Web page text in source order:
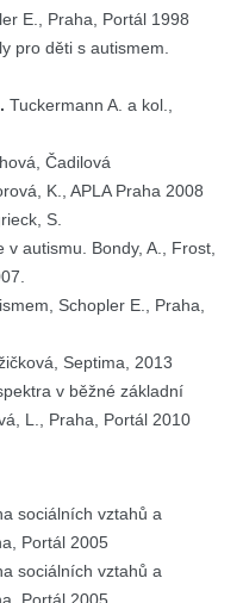
E., Praha, Portál 1998
pro děti s autismem.
Tuckermann A. a kol.,
Čadilová
K., APLA Praha 2008
S.
autismu. Bondy, A., Frost,
Schopler E., Praha,
Septima, 2013
v běžné základní
L., Praha, Portál 2010
sociálních vztahů a
Portál 2005
sociálních vztahů a
Portál 2005